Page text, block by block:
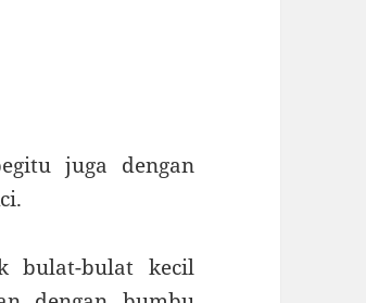
juga dengan
bulat-bulat kecil